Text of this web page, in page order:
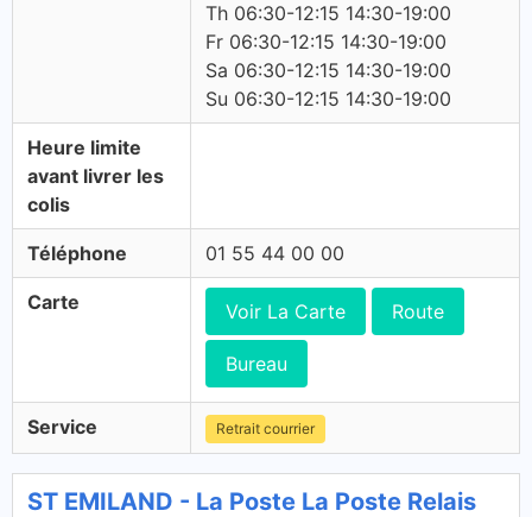
Th 06:30-12:15 14:30-19:00
Fr 06:30-12:15 14:30-19:00
Sa 06:30-12:15 14:30-19:00
Su 06:30-12:15 14:30-19:00
Heure limite
avant livrer les
colis
Téléphone 01 55 44 00 00
Carte Voir La Carte Route
Bureau
Service Retrait courrier
ST EMILAND - La Poste La Poste Relais